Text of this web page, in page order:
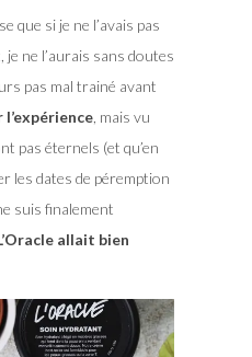
que si je ne l’avais pas
ne l’aurais sans doutes
pas mal trainé avant
, mais vu
pas éternels (et qu’en
les dates de péremption
suis finalement
allait bien